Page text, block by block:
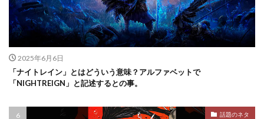
2025年6月6日
「ナイトレイン」とはどういう意味？アルファベットで
「NIGHTREIGN」と記述するとの事。
話題のネタ